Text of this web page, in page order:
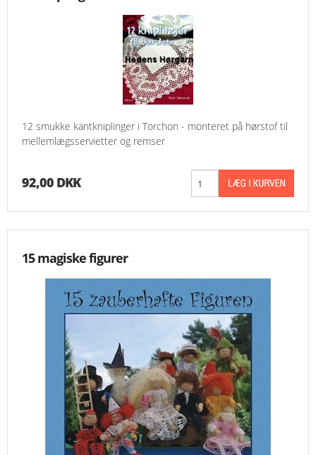
12 smukke kantkniplinger i Torchon - monteret på hørstof til
mellemlægsservietter og remser
92,00 DKK
15 magiske figurer